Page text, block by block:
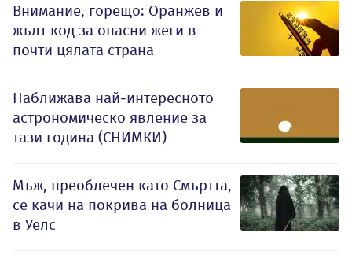
Внимание, горещо: Оранжев и
жълт код за опасни жеги в
почти цялата страна
Наближава най-интересното
астрономическо явление за
тази година (СНИМКИ)
Мъж, преоблечен като Смъртта,
се качи на покрива на болница
в Уелс